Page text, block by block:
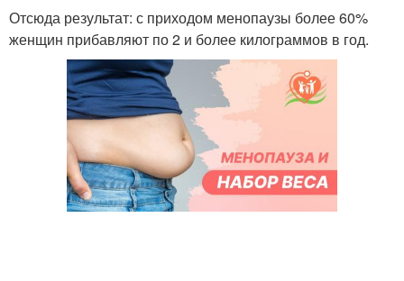
Отсюда результат: с приходом менопаузы более 60%
женщин прибавляют по 2 и более килограммов в год.